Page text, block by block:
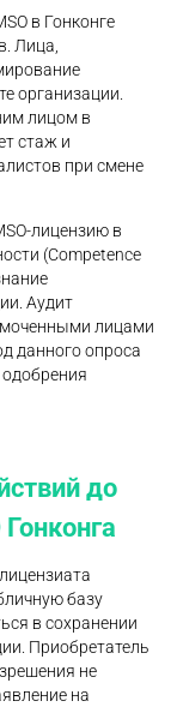
в Гонконге
Лица,
организации.
лицом в
стаж и
при смене
лицензию в
(Competence
Аудит
лицами
данного опроса
до
базу
в сохранении
Приобретатель
не
на